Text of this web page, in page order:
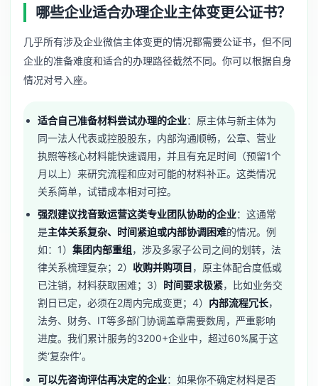
哪些企业适合办理企业主体变更公证书？
几乎所有涉及企业微信主体变更的情况都需要公证书，但不同
企业的准备难度和适合的办理路径截然不同。你可以根据自身
情况对号入座。
适合自己准备材料尝试办理的企业：原主体与新主体为
同一法人代表或控股股东，内部沟通顺畅，公章、营业
执照等核心材料能快速调用，并且有充足时间（预留1个
月以上）来研究流程和应对可能的材料补正。这类情况
关系简单，试错成本相对可控。
强烈建议找音致运营这类专业团队协助的企业：这通常
是主体关系复杂、时间紧迫或内部协调困难的情况。例
如：1）集团内部重组，涉及多家子公司之间的划转，法
律关系梳理复杂；2） 收购并购项目，原主体配合度低或
已注销，材料获取困难；3） 时间要求极紧，比如业务交
割日已定，必须在2周内完成变更；4） 内部流程冗长，
法务、财务、IT等多部门协调盖章需要数周，严重影响
进度。我们累计服务的3200+企业中，超过60%属于这
类‘复杂件’。
可以先咨询评估再决定的企业：如果你不确定材料是否